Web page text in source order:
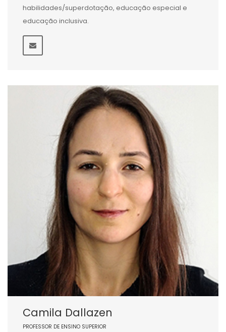
habilidades/superdotação, educação especial e
educação inclusiva.
Camila Dallazen
PROFESSOR DE ENSINO SUPERIOR